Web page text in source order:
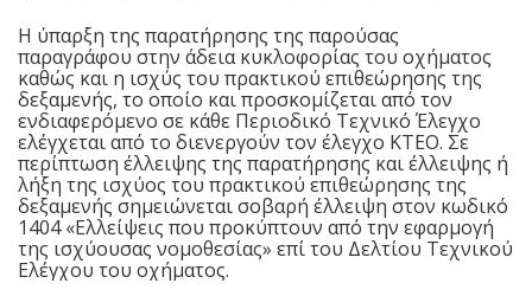
H ύπαρξη της παρατήρησης της παρούσας
παραγράφου στην άδεια κυκλοφορίας του οχήματος
καθώς και η ισχύς του πρακτικού επιθεώρησης της
δεξαμενής, το οποίο και προσκομίζεται από τον
ενδιαφερόμενο σε κάθε Περιοδικό Τεχνικό Έλεγχο
ελέγχεται από το διενεργούν τον έλεγχο ΚΤΕΟ. Σε
περίπτωση έλλειψης της παρατήρησης και έλλειψης ή
λήξη της ισχύος του πρακτικού επιθεώρησης της
δεξαμενής σημειώνεται σοβαρή έλλειψη στον κωδικό
1404 «Ελλείψεις που προκύπτουν από την εφαρμογή
της ισχύουσας νομοθεσίας» επί του Δελτίου Τεχνικού
Ελέγχου του οχήματος.